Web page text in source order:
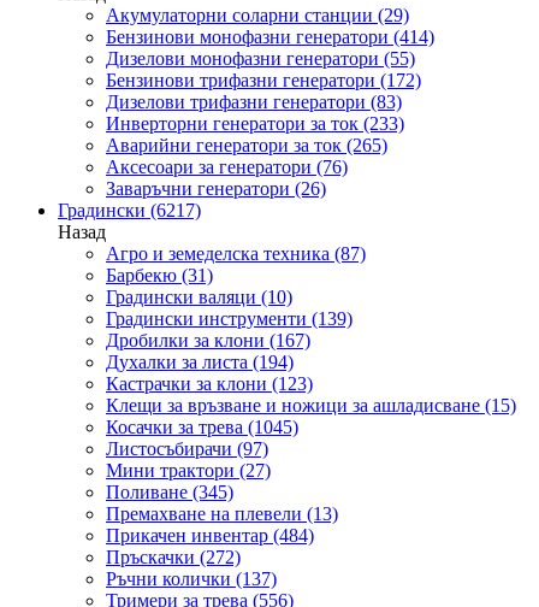
Акумулаторни соларни станции (29)
Бензинови монофазни генератори (414)
Дизелови монофазни генератори (55)
Бензинови трифазни генератори (172)
Дизелови трифазни генератори (83)
Инверторни генератори за ток (233)
Аварийни генератори за ток (265)
Аксесоари за генератори (76)
Заваръчни генератори (26)
Градински (6217)
Назад
Агро и земеделска техника (87)
Барбекю (31)
Градински валяци (10)
Градински инструменти (139)
Дробилки за клони (167)
Духалки за листа (194)
Кастрачки за клони (123)
Клещи за връзване и ножици за ашладисване (15)
Косачки за трева (1045)
Листосъбирачи (97)
Мини трактори (27)
Поливане (345)
Премахване на плевели (13)
Прикачен инвентар (484)
Пръскачки (272)
Ръчни колички (137)
Тримери за трева (556)